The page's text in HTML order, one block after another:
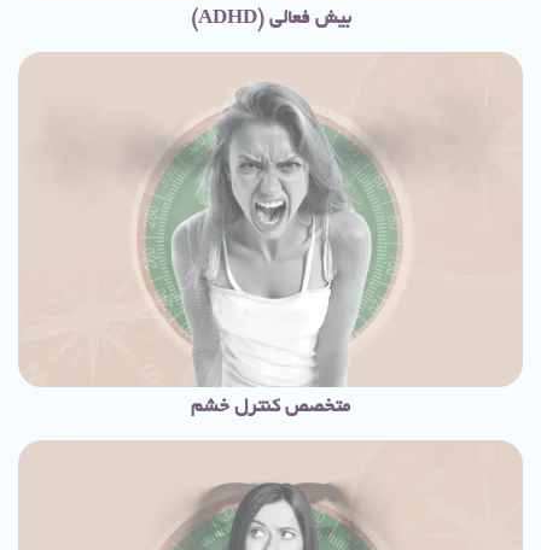
بیش فعالی (ADHD)
متخصص کنترل خشم